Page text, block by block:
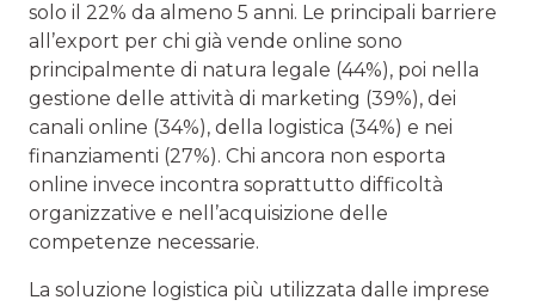
solo il 22% da almeno 5 anni. Le principali barriere
all’export per chi già vende online sono
principalmente di natura legale (44%), poi nella
gestione delle attività di marketing (39%), dei
canali online (34%), della logistica (34%) e nei
finanziamenti (27%). Chi ancora non esporta
online invece incontra soprattutto difficoltà
organizzative e nell’acquisizione delle
competenze necessarie.
La soluzione logistica più utilizzata dalle imprese